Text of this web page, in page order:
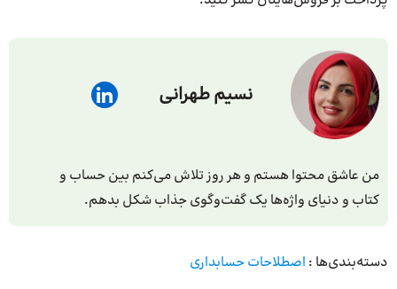
نسیم طهرانی
من عاشق محتوا هستم و هر روز تلاش می‌کنم بین حساب و
کتاب و دنیای واژه‌ها یک گفت‌وگوی جذاب شکل بدهم.
دسته‌بندی‌ها : اصطلاحات حسابداری